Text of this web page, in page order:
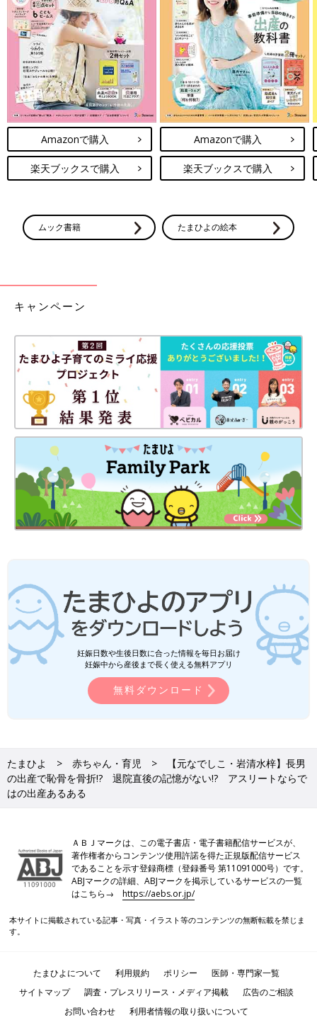
Amazonで購入
楽天ブックスで購入
Amazonで購入
楽天ブックスで購入
ムック書籍 たまひよの絵本
キャンペーン
妊娠日数や生後日数に合った情報を毎日お届け
妊娠中から産後まで長く使える無料アプリ
無料ダウンロード
たまひよ 赤ちゃん・育児
【元なでしこ・岩清水梓】長男
の出産で恥骨を骨折!? 退院直後の記憶がない!? アスリートならで
はの出産あるある
ＡＢＪマークは、この電子書店・電子書籍配信サービスが、
著作権者からコンテンツ使用許諾を得た正規版配信サービス
であることを示す登録商標（登録番号 第11091000号）です。
ABJマークの詳細、ABJマークを掲示しているサービスの一覧
はこちら→https://aebs.or.jp/
本サイトに掲載されている記事・写真・イラスト等のコンテンツの無断転載を禁じま
す。
たまひよについて 利用規約 ポリシー
医師・専門家一覧
サイトマップ
調査・プレスリリース・メディア掲載
広告のご相談
お問い合わせ
利用者情報の取り扱いについて